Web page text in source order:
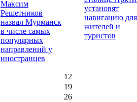
Максим
Решетников
назвал Мурманск
в числе самых
популярных
направлений у
иностранцев
установят
навигацию для
жителей и
туристов
12
19
26